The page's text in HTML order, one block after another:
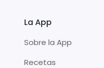
La App
Sobre la App
Recetas